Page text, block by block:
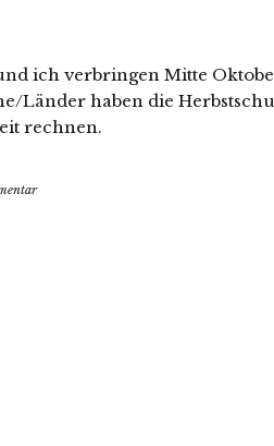
ich verbringen Mitte
Länder haben die
rechnen.